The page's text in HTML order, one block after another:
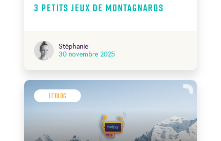
3 petits jeux de montagnards
Stéphanie
30 novembre 2025
Le Blog